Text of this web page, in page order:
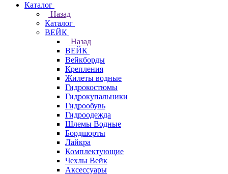
Каталог
Назад
Каталог
ВЕЙК
Назад
ВЕЙК
Вейкборды
Крепления
Жилеты водные
Гидрокостюмы
Гидрокупальники
Гидрообувь
Гидроодежда
Шлемы Водные
Бордшорты
Лайкра
Комплектующие
Чехлы Вейк
Аксессуары